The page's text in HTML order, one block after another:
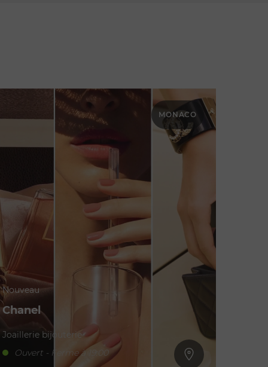
MONACO
Nouveau
Chanel
Joaillerie bijouterie
Ouvert - Ferme à 19:00